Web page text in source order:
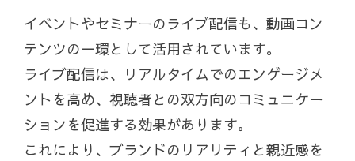
イベントやセミナーのライブ配信も、動画コン
テンツの一環として活用されています。
ライブ配信は、リアルタイムでのエンゲージメ
ントを高め、視聴者との双方向のコミュニケー
ションを促進する効果があります。
これにより、ブランドのリアリティと親近感を